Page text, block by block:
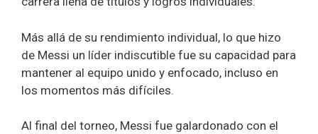
Más allá de su rendimiento individual, lo que hizo
de Messi un líder indiscutible fue su capacidad para
mantener al equipo unido y enfocado, incluso en
los momentos más difíciles.
Al final del torneo, Messi fue galardonado con el